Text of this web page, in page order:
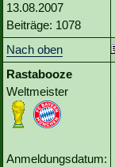
13.08.2007
Beiträge: 1078
Nach oben
Rastabooze
Weltmeister
Anmeldungsdatum: